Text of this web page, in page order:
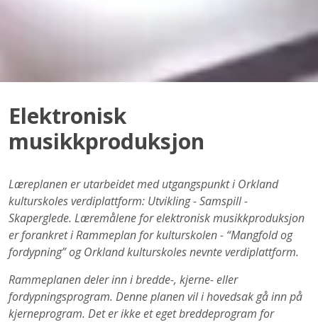
Elektronisk
musikkproduksjon
Læreplanen er utarbeidet med utgangspunkt i Orkland
kulturskoles verdiplattform: Utvikling - Samspill -
Skaperglede. Læremålene for elektronisk musikkproduksjon
er forankret i Rammeplan for kulturskolen - “Mangfold og
fordypning” og Orkland kulturskoles nevnte verdiplattform.
Rammeplanen deler inn i bredde-, kjerne- eller
fordypningsprogram. Denne planen vil i hovedsak gå inn på
kjerneprogram. Det er ikke et eget breddeprogram for